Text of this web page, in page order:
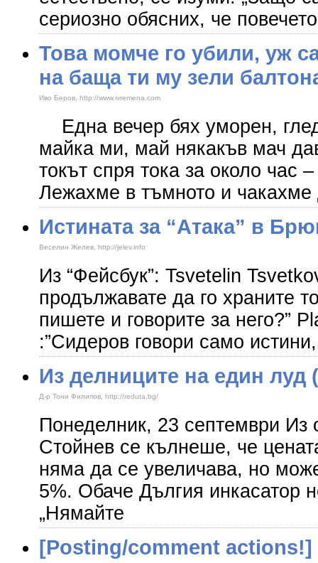
сериозно обясних, че повечето
Това момче го убили, уж
на баща ти му зели
Иво Беров, http://www.ivremena.com
Една вечер бях уморен,
майка ми, май някакъв мач
токът спря тока за около час
Лежахме в тъмното и чакахме
Истината за “Атака” в
Веселин Желев, http://jelev.info
Из “Фейсбук”: Tsvetelin
продължавате да го храните
пишете и говорите за него?”
:”Сидеров говори само истини,
Из делниците на един луд
Д-р Тони Филипов, http://reduta.bg/
Понеделник, 23 септември Из
Стойнев се кълнеше, че
няма да се увеличава, но
5%. Обаче Дългия инкасатор
„Нямайте
[Posting/comment